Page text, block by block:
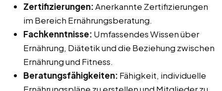
Zertifizierungen:Anerkannte Zertifizierungen
im Bereich Ernährungsberatung.
Fachkenntnisse: Umfassendes Wissen über
Ernährung, Diätetik und die Beziehung zwischen
Ernährung und Fitness.
Beratungsfähigkeiten: Fähigkeit, individuelle